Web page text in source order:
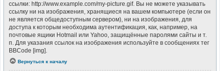
ссылки: http://www.example.com/my-picture.gif. Вы не можете указывать
ссылку ни на изображения, хранящиеся на вашем компьютере (если он
не является общедоступным сервером), ни на изображения, для
доступа к которым необходима аутентификация, как, например, на
почтовые ящики Hotmail или Yahoo, защищённые паролями сайты и т.
п. Для указания ссылок на изображения используйте в сообщениях тег
BBCode [img].
Вернуться к началу